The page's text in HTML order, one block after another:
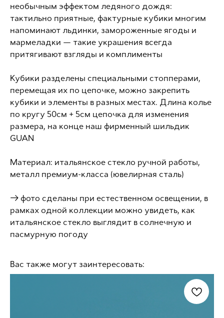
необычным эффектом ледяного дождя:
тактильно приятные, фактурные кубики многим
напоминают льдинки, замороженные ягоды и
мармеладки — такие украшения всегда
притягивают взгляды и комплименты
Кубики разделены специальными стопперами,
перемещая их по цепочке, можно закрепить
кубики и элементы в разных местах. Длина колье
по кругу 50см + 5см цепочка для изменения
размера, на конце наш фирменный шильдик
GUAN
Материал: ​итальянское стекло ручной работы,
металл премиум-класса (ювелирная сталь)
→ фото сделаны при естественном освещении, в
рамках одной коллекции можно увидеть, как
итальянское стекло выглядит в солнечную и
пасмурную погоду
Вас также могут заинтересовать: